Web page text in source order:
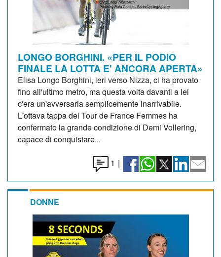
LONGO BORGHINI. «PER IL PODIO
FINALE LA LOTTA E' ANCORA APERTA»
Elisa Longo Borghini, ieri verso Nizza, ci ha provato
fino all'ultimo metro, ma questa volta davanti a lei
c'era un'avversaria semplicemente inarrivabile.
L'ottava tappa del Tour de France Femmes ha
confermato la grande condizione di Demi Vollering,
capace di conquistare...
1 |
DONNE